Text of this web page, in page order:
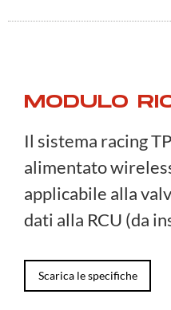
MODULO
Il sistema racing
alimentato
applicabile alla
dati alla RCU (da
Scarica le specifiche